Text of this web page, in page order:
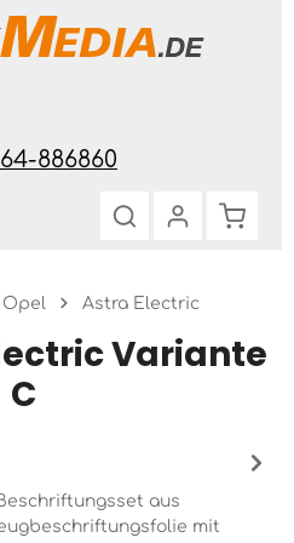
886860
Opel Astra Electric
Variante
C
aus
mit